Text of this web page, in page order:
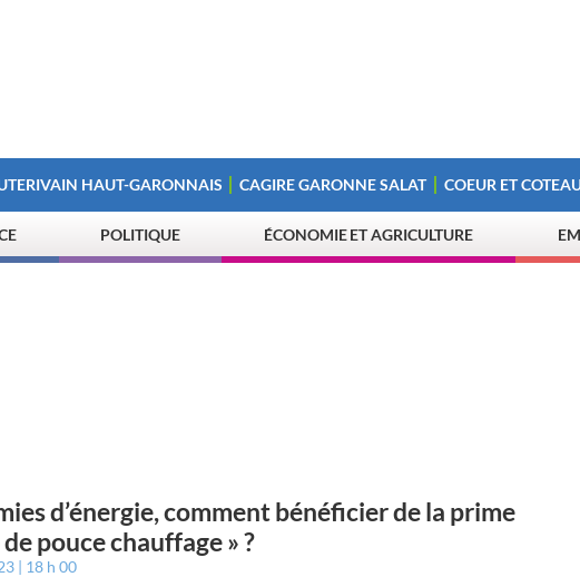
HAUT-GARONNAIS CAGIRE GARONNE SALAT COEUR ET
POLITIQUE ÉCONOMIE ET AGRICULTURE
d’énergie, comment bénéficier de la prime
de pouce chauffage » ?
18 h 00